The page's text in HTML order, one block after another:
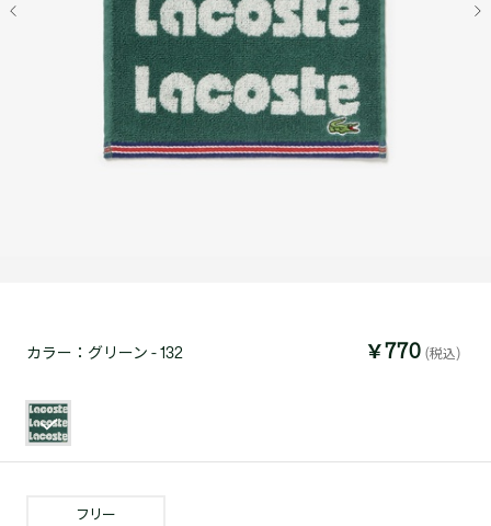
カラー： グリーン - 132 ￥770 (税込)
フリー